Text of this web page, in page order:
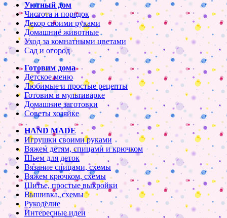
Уютный дом
Чистота и порядок
Декор своими руками
Домашние животные
Уход за комнатными цветами
Сад и огород
Готовим дома
Детское меню
Любимые и простые рецепты
Готовим в мультиварке
Домашние заготовки
Советы хозяйке
HAND MADE
Игрушки своими руками
Вяжем детям, спицами и крючком
Шьем для деток
Вязание спицами, схемы
Вяжем крючком, схемы
Шитье, простые выкройки
Вышивка, схемы
Рукоделие
Интересные идеи